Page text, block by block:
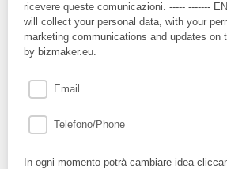
ricevere queste comunicazioni. ----- -------
will collect your personal data, with your
marketing communications and updates on
by bizmaker.eu.
Email
Telefono/Phone
In ogni momento potrà cambiare idea